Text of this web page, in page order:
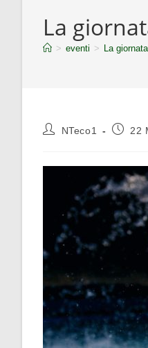
La
> eventi > La
NTeco1 22